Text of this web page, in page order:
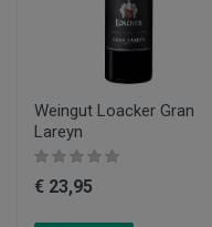
Weingut Loacker Gran
Lareyn
€ 23,95